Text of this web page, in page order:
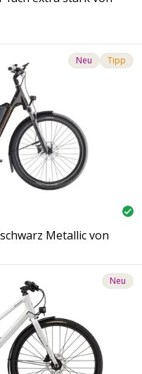
Neu Tipp
Metallic von
Neu